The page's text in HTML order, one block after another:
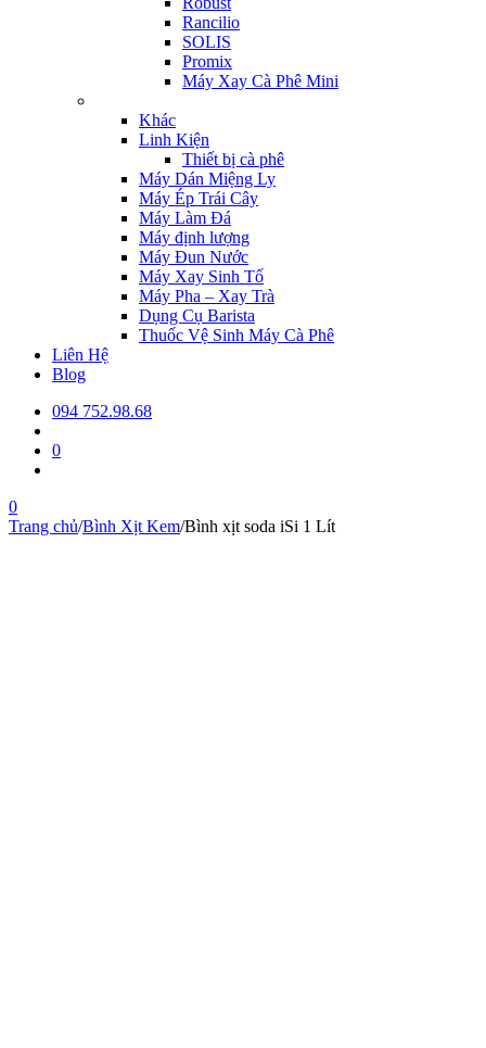
Rancilio
SOLIS
Promix
Máy Xay Cà Phê Mini
Khác
Linh Kiện
Thiết bị cà phê
Máy Dán Miệng Ly
Máy Ép Trái Cây
Máy Làm Đá
Máy định lượng
Máy Đun Nước
Máy Xay Sinh Tố
Máy Pha – Xay Trà
Dụng Cụ Barista
Thuốc Vệ Sinh Máy Cà Phê
Liên Hệ
Blog
094 752.98.68
0
0
Trang chủ/Bình Xịt Kem/Bình xịt soda iSi 1 Lít